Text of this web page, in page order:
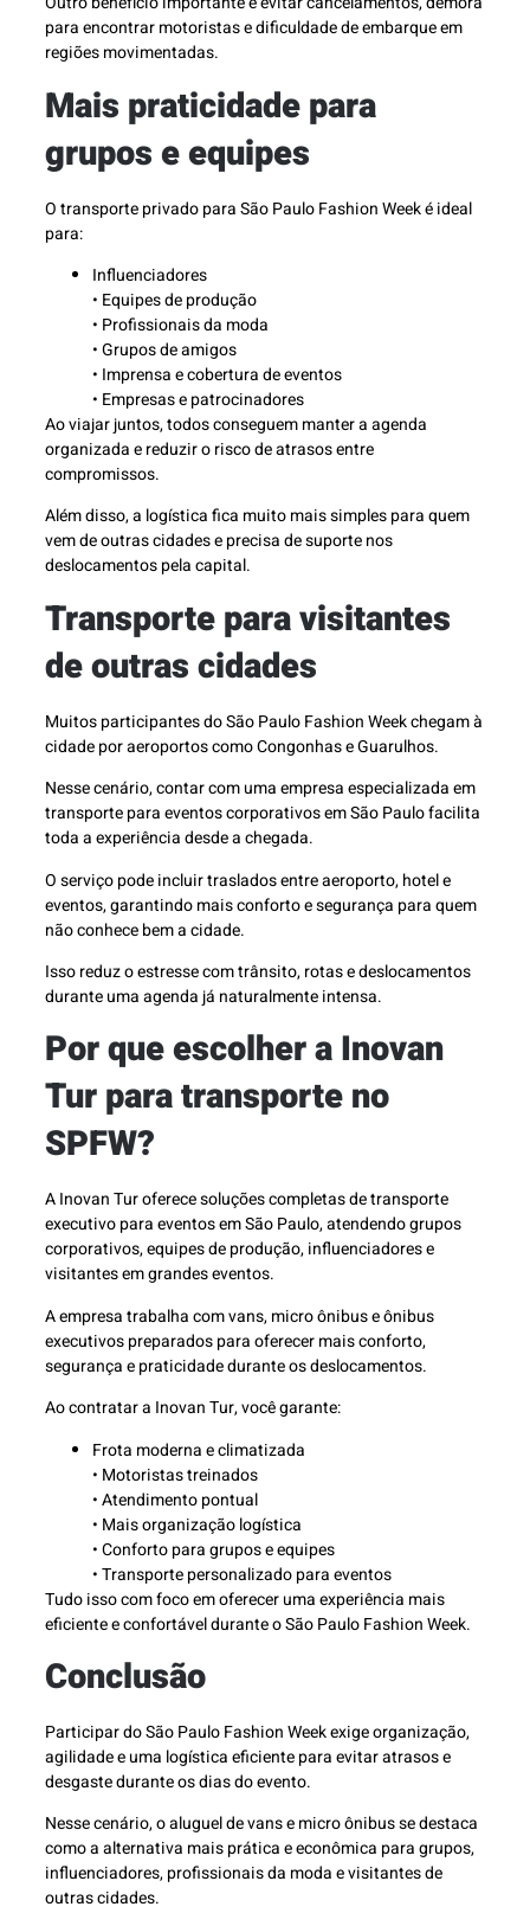
para encontrar motoristas e dificuldade de embarque em
regiões movimentadas.
Mais praticidade para
grupos e equipes
O transporte privado para São Paulo Fashion Week é ideal
para:
Influenciadores
• Equipes de produção
• Profissionais da moda
• Grupos de amigos
• Imprensa e cobertura de eventos
• Empresas e patrocinadores
Ao viajar juntos, todos conseguem manter a agenda
organizada e reduzir o risco de atrasos entre
compromissos.
Além disso, a logística fica muito mais simples para quem
vem de outras cidades e precisa de suporte nos
deslocamentos pela capital.
Transporte para visitantes
de outras cidades
Muitos participantes do São Paulo Fashion Week chegam à
cidade por aeroportos como Congonhas e Guarulhos.
Nesse cenário, contar com uma empresa especializada em
transporte para eventos corporativos em São Paulo facilita
toda a experiência desde a chegada.
O serviço pode incluir traslados entre aeroporto, hotel e
eventos, garantindo mais conforto e segurança para quem
não conhece bem a cidade.
Isso reduz o estresse com trânsito, rotas e deslocamentos
durante uma agenda já naturalmente intensa.
Por que escolher a Inovan
Tur para transporte no
SPFW?
A Inovan Tur oferece soluções completas de transporte
executivo para eventos em São Paulo, atendendo grupos
corporativos, equipes de produção, influenciadores e
visitantes em grandes eventos.
A empresa trabalha com vans, micro ônibus e ônibus
executivos preparados para oferecer mais conforto,
segurança e praticidade durante os deslocamentos.
Ao contratar a Inovan Tur, você garante:
Frota moderna e climatizada
• Motoristas treinados
• Atendimento pontual
• Mais organização logística
• Conforto para grupos e equipes
• Transporte personalizado para eventos
Tudo isso com foco em oferecer uma experiência mais
eficiente e confortável durante o São Paulo Fashion Week.
Conclusão
Participar do São Paulo Fashion Week exige organização,
agilidade e uma logística eficiente para evitar atrasos e
desgaste durante os dias do evento.
Nesse cenário, o aluguel de vans e micro ônibus se destaca
como a alternativa mais prática e econômica para grupos,
influenciadores, profissionais da moda e visitantes de
outras cidades.